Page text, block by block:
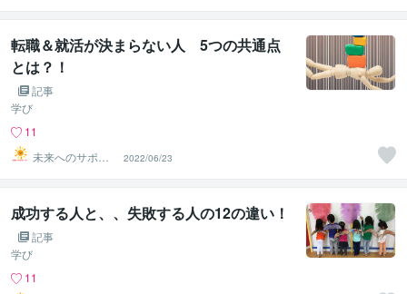
転職＆就活が決まらない人 5つの共通点
とは？！
記事
学び
11
未来へのサポー
ター
2022/06/23
成功する人と、、失敗する人の12の違い！
記事
学び
11